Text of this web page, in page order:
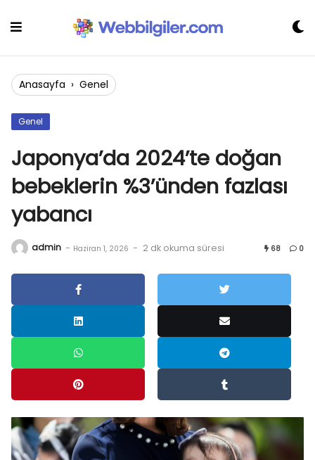
Anasayfa › Genel
Genel
Japonya’da 2024’te doğan
bebeklerin %3’ünden fazlası
yabancı
admin - Haziran 1, 2026 - 2 dk okuma süresi 68 0